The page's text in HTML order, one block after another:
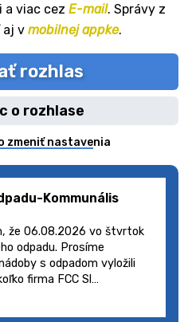
a viac cez E-mail. Správy z
aj v mobilnej appke.
rozhlas
o rozhlase
zmeniť nastavenia
Kommunális
že 06.08.2026 vo štvrtok
odpadu. Prosíme
s odpadom vyložili
firma FCC Sl…